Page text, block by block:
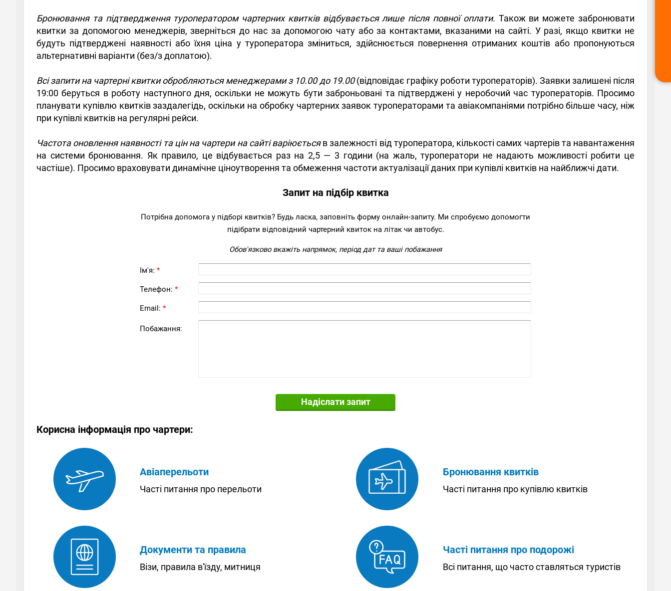
Бронювання та підтвердження туроператором чартерних квитків відбувається лише після повної оплати. Також ви можете забронювати
квитки за допомогою менеджерів, зверніться до нас за допомогою чату або за контактами, вказаними на сайті. У разі, якщо квитки не
будуть підтверджені наявності або їхня ціна у туроператора зміниться, здійснюється повернення отриманих коштів або пропонуються
альтернативні варіанти (без/з доплатою).
Всі запити на чартерні квитки обробляються менеджерами з 10.00 до 19.00(відповідає графіку роботи туроператорів). Заявки залишені після
19:00 беруться в роботу наступного дня, оскільки не можуть бути заброньовані та підтверджені у неробочий час туроператорів. Просимо
планувати купівлю квитків заздалегідь, оскільки на обробку чартерних заявок туроператорами та авіакомпаніями потрібно більше часу, ніж
при купівлі квитків на регулярні рейси.
Частота оновлення наявності та цін на чартери на сайті варіюєтьсяв залежності від туроператора, кількості самих чартерів та навантаження
на системи бронювання. Як правило, це відбувається раз на 2,5 — 3 години (на жаль, туроператори не надають можливості робити це
частіше). Просимо враховувати динамічне ціноутворення та обмеження частоти актуалізації даних при купівлі квитків на найближчі дати.
Запит на підбір квитка
Потрібна допомога у підборі квитків? Будь ласка, заповніть форму онлайн-запиту. Ми спробуємо допомогти
підібрати відповідний чартерний квиток на літак чи автобус.
Обов'язково вкажіть напрямок, період дат та ваші побажання
Ім'я: *
Телефон: *
Email: *
Побажання:
Надіслати запит
Корисна інформація про чартери:
Авіаперельоти
Часті питання про перельоти
Бронювання квитків
Часті питання про купівлю квитків
Документи та правила
Візи, правила в'їзду, митниця
Часті питання про подорожі
Всі питання, що часто ставляться туристів